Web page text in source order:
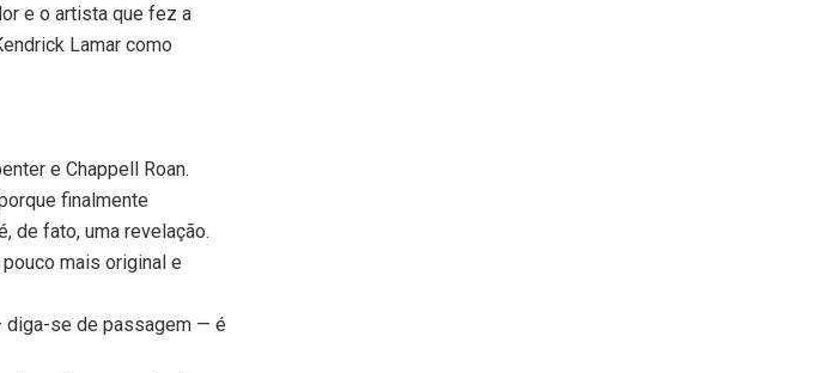
e o artista que fez a
Lamar como
e Chappell Roan.
finalmente
de fato, uma revelação.
mais original e
diga-se de passagem — é